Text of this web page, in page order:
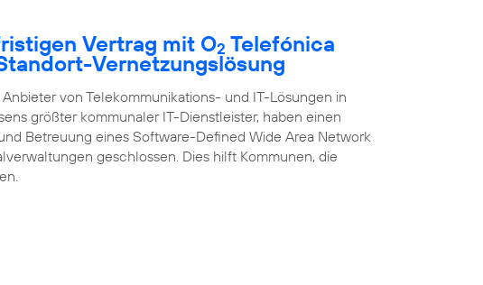
Vertrag mit O2 Telefónica
Vernetzungslösung
von Telekommunikations- und IT-Lösungen in
größter kommunaler IT-Dienstleister, haben einen
Betreuung eines Software-Defined Wide Area Network
geschlossen. Dies hilft Kommunen, die